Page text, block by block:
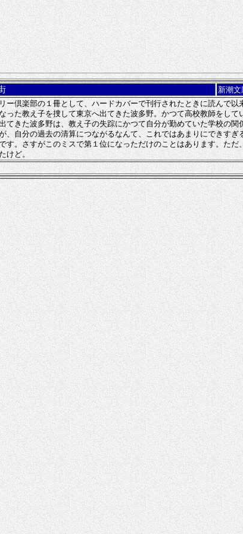
新潮文
ー倶楽部の１冊として、ハードカバーで刊行されたときに読んで
った教え子を捜して東京へ出てきた波多野。かつて高校教師をし
てきた波多野は、教え子の失踪にかつて自分が勤めていた学校の関
自分の過去の清算につながるなんて、これではあまりにできす
す。さすがこのミスで第１位になっただけのことはあります。た
けど。